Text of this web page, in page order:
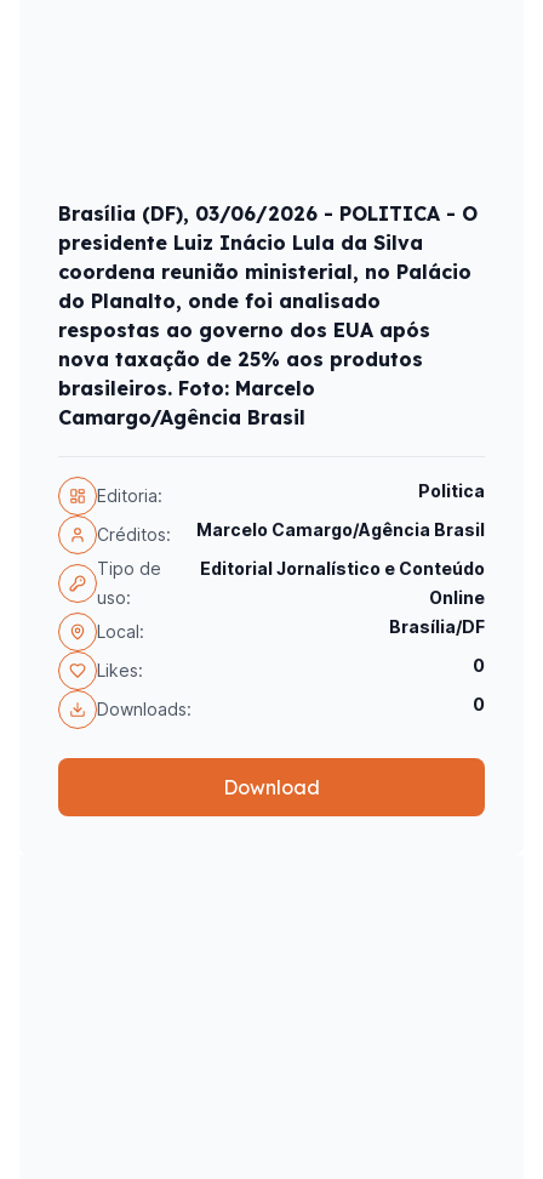
Brasília (DF), 03/06/2026 - POLITICA - O
presidente Luiz Inácio Lula da Silva
coordena reunião ministerial, no Palácio
do Planalto, onde foi analisado
respostas ao governo dos EUA após
nova taxação de 25% aos produtos
brasileiros. Foto: Marcelo
Camargo/Agência Brasil
Editoria: Politica
Créditos:
Marcelo Camargo/Agência Brasil
Tipo de
uso:
Editorial Jornalístico e Conteúdo
Online
Local:
Brasília/DF
Likes: 0
Downloads: 0
Download